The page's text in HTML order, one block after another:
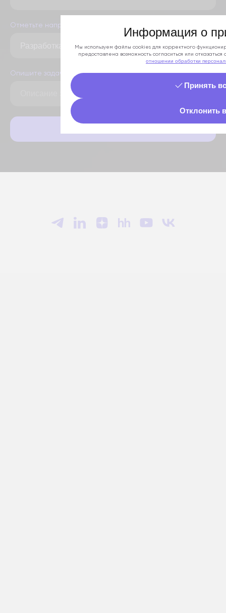
Информация о
Мы используем файлы cookies для корректного
предоставлена возможность согласиться или
отношении обработки
Принять
Отклонить
Отметьте направление сотрудничества
Опишите задачу или прикрепите файл